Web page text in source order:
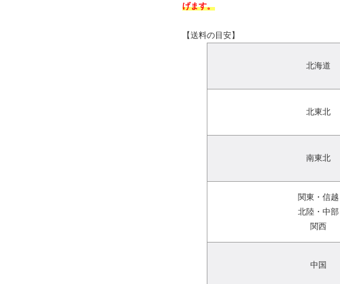
げます。
【送料の目安】
北海道
北東北
南東北
関東・信越
北陸・中部
関西
中国